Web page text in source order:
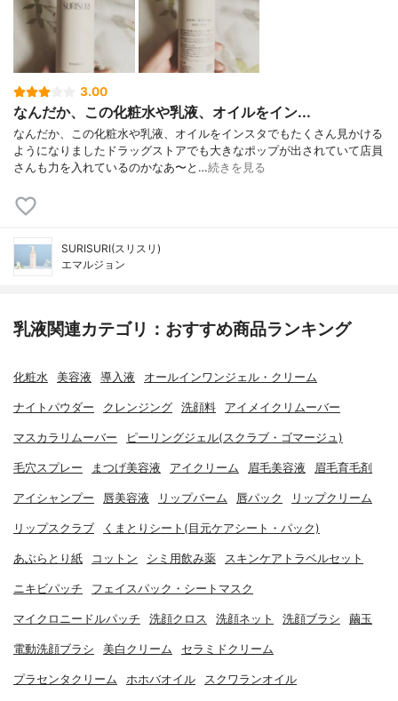
3.00
なんだか、この化粧水や乳液、オイルをイン...
なんだか、この化粧水や乳液、オイルをインスタでもたくさん見かける
ようになりましたドラッグストアでも大きなポップが出されていて店員
さんも力を入れているのかなあ〜と…続きを見る
SURISURI(スリスリ)
エマルジョン
乳液関連カテゴリ：おすすめ商品ランキング
化粧水 美容液 導入液 オールインワンジェル・クリーム
ナイトパウダー クレンジング 洗顔料 アイメイクリムーバー
マスカラリムーバー ピーリングジェル(スクラブ・ゴマージュ)
毛穴スプレー まつげ美容液 アイクリーム 眉毛美容液 眉毛育毛剤
アイシャンプー 唇美容液 リップバーム 唇パック リップクリーム
リップスクラブ くまとりシート(目元ケアシート・パック)
あぶらとり紙 コットン シミ用飲み薬 スキンケアトラベルセット
ニキビパッチ フェイスパック・シートマスク
マイクロニードルパッチ 洗顔クロス 洗顔ネット 洗顔ブラシ 繭玉
電動洗顔ブラシ 美白クリーム セラミドクリーム
プラセンタクリーム ホホバオイル スクワランオイル